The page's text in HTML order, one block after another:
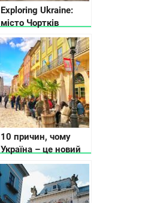
Exploring Ukraine:
місто Чортків
10 причин, чому
Україна – це новий
туристичний тренд